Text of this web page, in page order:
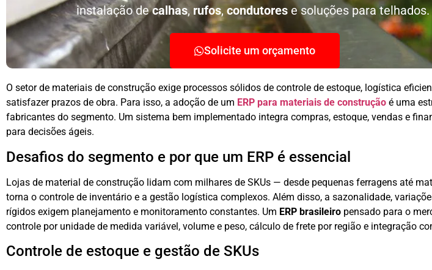
instalação decalhas, rufos,condutores e soluções para
Solicite um orçamento
O setor de materiais de construção exige processos sólidos de controle de estoque, logística
satisfazer prazos de obra. Para isso, a adoção de um ERP para materiais de construção é uma
fabricantes do segmento. Um sistema bem implementado integra compras, estoque, vendas e
para decisões ágeis.
Desafios do segmento e por que um ERP é essencial
Lojas de material de construção lidam com milhares de SKUs — desde pequenas ferragens até
torna o controle de inventário e a gestão logística complexos. Além disso, a sazonalidade,
rígidos exigem planejamento e monitoramento constantes. Um ERP brasileiro pensado para o
controle por unidade de medida variável, volume e peso, cálculo de frete por região e integração
Controle de estoque e gestão de SKUs